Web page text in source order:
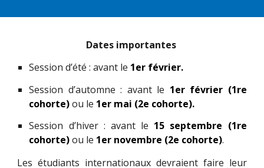
Dates importantes
Sessiond’été : avant le 1er février.
Session d’automne : avant le 1er février (1re
cohorte)ou le 1er mai (2e cohorte).
Session d’hiver: avant le 15 septembre (1re
cohorte)ou le 1er novembre (2e cohorte).
Les étudiants internationaux devraient faire leur